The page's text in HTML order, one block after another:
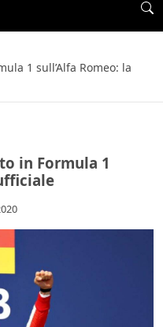
1 sull’Alfa Romeo: la
in Formula 1